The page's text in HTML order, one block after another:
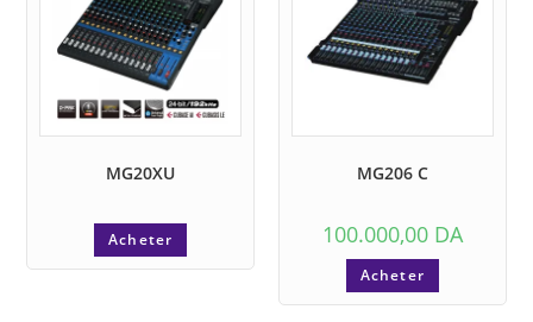
MG20XU
Acheter
MG206 C
100.000,00DA
Acheter